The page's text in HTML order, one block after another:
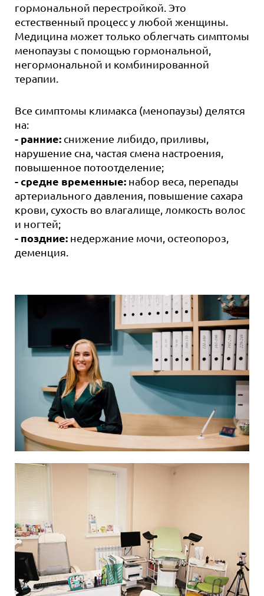
гормональной перестройкой. Это
естественный процесс у любой женщины.
Медицина может только облегчать симптомы
менопаузы с помощью гормональной,
негормональной и комбинированной
терапии.
Все симптомы климакса (менопаузы) делятся
на:
- ранние:снижение либидо, приливы,
нарушение сна, частая смена настроения,
повышенное потоотделение;
- средне временные:набор веса, перепады
артериального давления, повышение сахара
крови, сухость во влагалище, ломкость волос
и ногтей;
- поздние:недержание мочи, остеопороз,
деменция.